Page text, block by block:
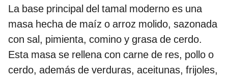
La base principal del tamal moderno es una
masa hecha de maíz o arroz molido, sazonada
con sal, pimienta, comino y grasa de cerdo.
Esta masa se rellena con carne de res, pollo o
cerdo, además de verduras, aceitunas, frijoles,